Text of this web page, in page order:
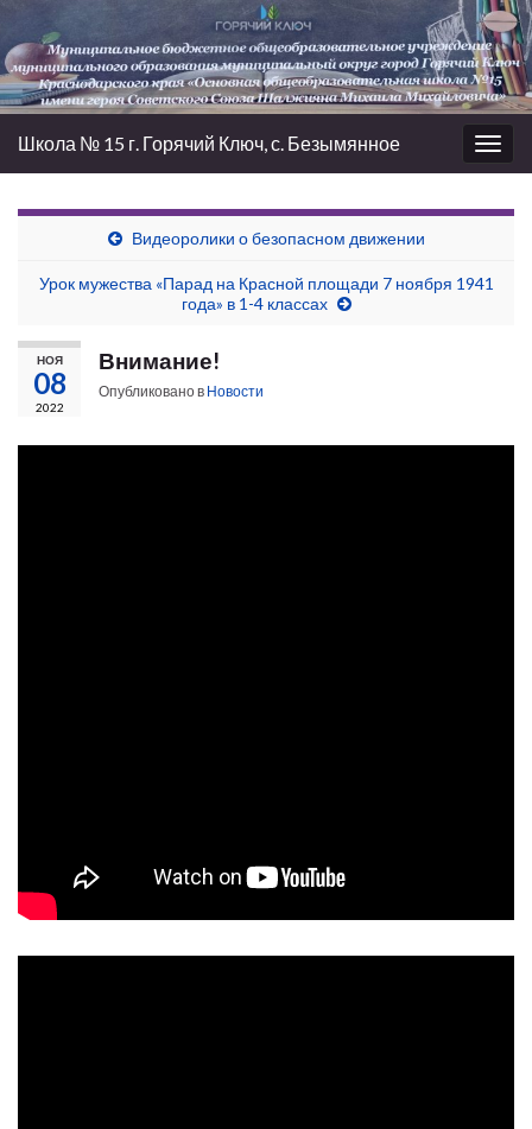
Вкл/
выкл
Школа № 15 г. Горячий Ключ, с. Безымянное
Видеоролики о безопасном движении
Урок мужества «Парад на Красной площади 7 ноября 1941
года» в 1-4 классах
НОЯ
08
2022
Внимание!
Опубликовано в Новости